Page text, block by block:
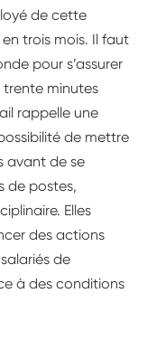
de cette
trois mois. Il faut
pour s’assurer
trente minutes
rappelle une
de mettre
avant de se
de postes,
Elles
des actions
de
à des conditions